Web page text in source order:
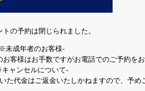
トの予約は閉じられました。
※未成年者のお客様-
客様はお手数ですがお電話でのご予約を
ャンセルについて-
た代金はご返金いたしかねますので、予め